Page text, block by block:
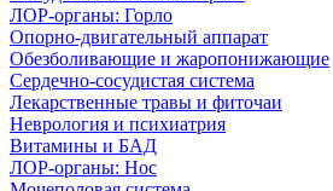
ЛОР-органы: Горло
Опорно-двигательный аппарат
Обезболивающие и жаропонижающие
Сердечно-сосудистая система
Лекарственные травы и фиточаи
Неврология и психиатрия
Витамины и БАД
ЛОР-органы: Нос